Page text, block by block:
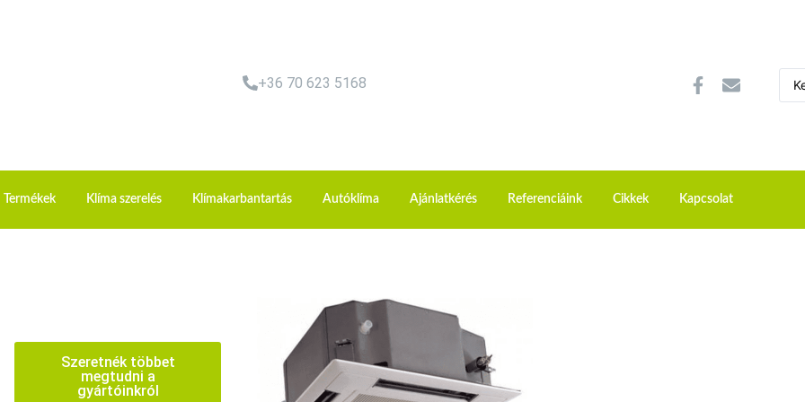
+36 70 623 5168
Termékek Klíma szerelés Klímakarbantartás Autóklíma Ajánlatkérés Referenciáink Cikkek Kapcsolat
Szeretnék többet
megtudni a
gyártóinkról